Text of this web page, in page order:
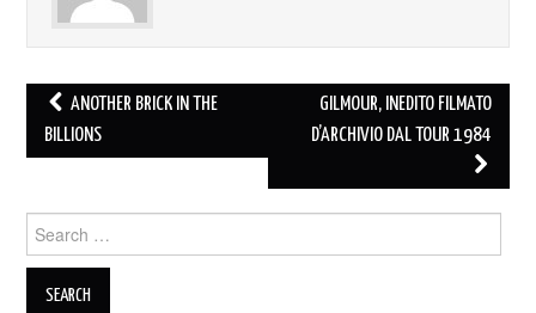
Post
navigation
ANOTHER BRICK IN THE
BILLIONS
GILMOUR, INEDITO FILMATO
D’ARCHIVIO DAL TOUR 1984
for: